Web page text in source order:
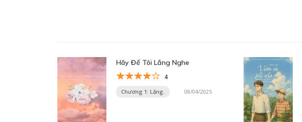
Hãy Để Tôi Lắng Nghe
4
Chương 1: Lặng. 08/04/2025